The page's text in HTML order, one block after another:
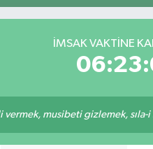
İMSAK VAKTİNE
musibeti gizlemek,